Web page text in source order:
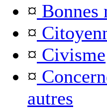
¤ Bonnes
¤
¤ Civisme
¤
autres